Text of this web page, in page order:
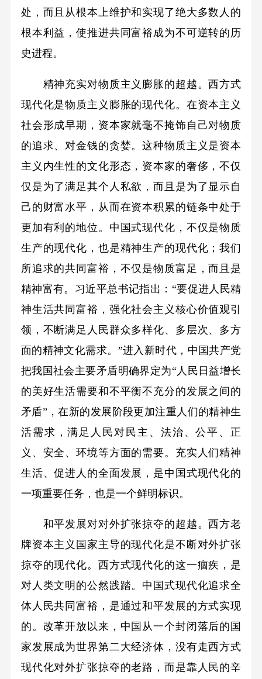
处，而且从根本上维护和实现了绝大多数人的
根本利益，使推进共同富裕成为不可逆转的历
史进程。
精神充实对物质主义膨胀的超越。西方式
现代化是物质主义膨胀的现代化。在资本主义
社会形成早期，资本家就毫不掩饰自己对物质
的追求、对金钱的贪婪。这种物质主义是资本
主义内生性的文化形态，资本家的奢侈，不仅
仅是为了满足其个人私欲，而且是为了显示自
己的财富水平，从而在资本积累的链条中处于
更加有利的地位。中国式现代化，不仅是物质
生产的现代化，也是精神生产的现代化；我们
所追求的共同富裕，不仅是物质富足，而且是
精神富有。习近平总书记指出：“要促进人民精
神生活共同富裕，强化社会主义核心价值观引
领，不断满足人民群众多样化、多层次、多方
面的精神文化需求。”进入新时代，中国共产党
把我国社会主要矛盾明确界定为“人民日益增长
的美好生活需要和不平衡不充分的发展之间的
矛盾”，在新的发展阶段更加注重人们的精神生
活需求，满足人民对民主、法治、公平、正
义、安全、环境等方面的需要。充实人们精神
生活、促进人的全面发展，是中国式现代化的
一项重要任务，也是一个鲜明标识。
和平发展对对外扩张掠夺的超越。西方老
牌资本主义国家主导的现代化是不断对外扩张
掠夺的现代化。西方式现代化的这一痼疾，是
对人类文明的公然践踏。中国式现代化追求全
体人民共同富裕，是通过和平发展的方式实现
的。改革开放以来，中国从一个封闭落后的国
家发展成为世界第二大经济体，没有走西方式
现代化对外扩张掠夺的老路，而是靠人民的辛